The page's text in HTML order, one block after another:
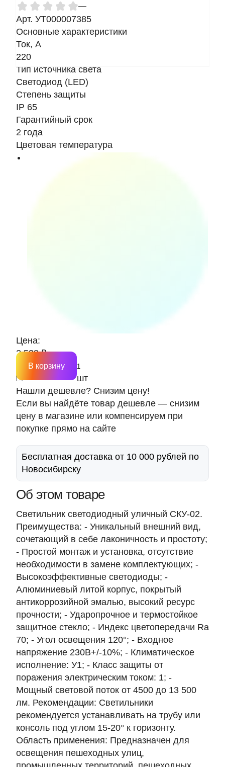
—
Арт. УТ000007385
Основные характеристики
Ток, A
220
Тип источника света
Светодиод (LED)
Степень защиты
IP 65
Гарантийный срок
2 года
Цветовая температура
Цена:
2 538 ₽
шт
В корзину
Нашли дешевле? Снизим цену!
Если вы найдёте товар дешевле — снизим
цену в магазине или компенсируем при
покупке прямо на сайте
Бесплатная доставка от 10 000 рублей по
Новосибирску
Об этом товаре
Светильник светодиодный уличный СКУ-02.
Преимущества: - Уникальный внешний вид,
сочетающий в себе лаконичность и простоту;
- Простой монтаж и установка, отсутствие
необходимости в замене комплектующих; -
Высокоэффективные светодиоды; -
Алюминиевый литой корпус, покрытый
антикоррозийной эмалью, высокий ресурс
прочности; - Ударопрочное и термостойкое
защитное стекло; - Индекс цветопередачи Ra
70; - Угол освещения 120°; - Входное
напряжение 230В+/-10%; - Климатическое
исполнение: У1; - Класс защиты от
поражения электрическим током: 1; -
Мощный световой поток от 4500 до 13 500
лм. Рекомендации: Светильники
рекомендуется устанавливать на трубу или
консоль под углом 15-20° к горизонту.
Область применения: Предназначен для
освещения пешеходных улиц,